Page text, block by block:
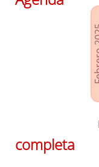
Grupos Políticos
Agenda de
Plenos provinciales
Oficina de
completa